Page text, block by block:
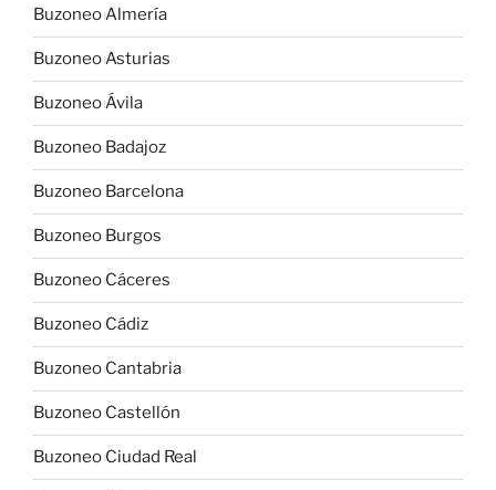
Buzoneo Almería
Buzoneo Asturias
Buzoneo Ávila
Buzoneo Badajoz
Buzoneo Barcelona
Buzoneo Burgos
Buzoneo Cáceres
Buzoneo Cádiz
Buzoneo Cantabria
Buzoneo Castellón
Buzoneo Ciudad Real